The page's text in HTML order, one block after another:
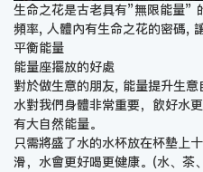
生命之花是古老具有”無限能量”
頻率, 人體內有生命之花的密碼,
平衡能量
能量座擺放的好處
對於做生意的朋友, 能量提升生
水對我們身體非常重要，飲好水
有大自然能量。
只需將盛了水的水杯放在杯墊上
滑，水會更好喝更健康。(水、茶